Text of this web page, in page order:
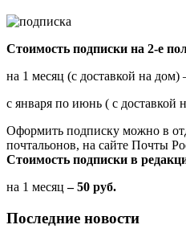
Стоимость подписки на 2-е
на 1 месяц (с доставкой на дом)
с января по июнь ( с доставкой
Оформить подписку можно в
почтальонов, на сайте Почты
Стоимость подписки в
на 1 месяц – 50 руб.
Последние новости